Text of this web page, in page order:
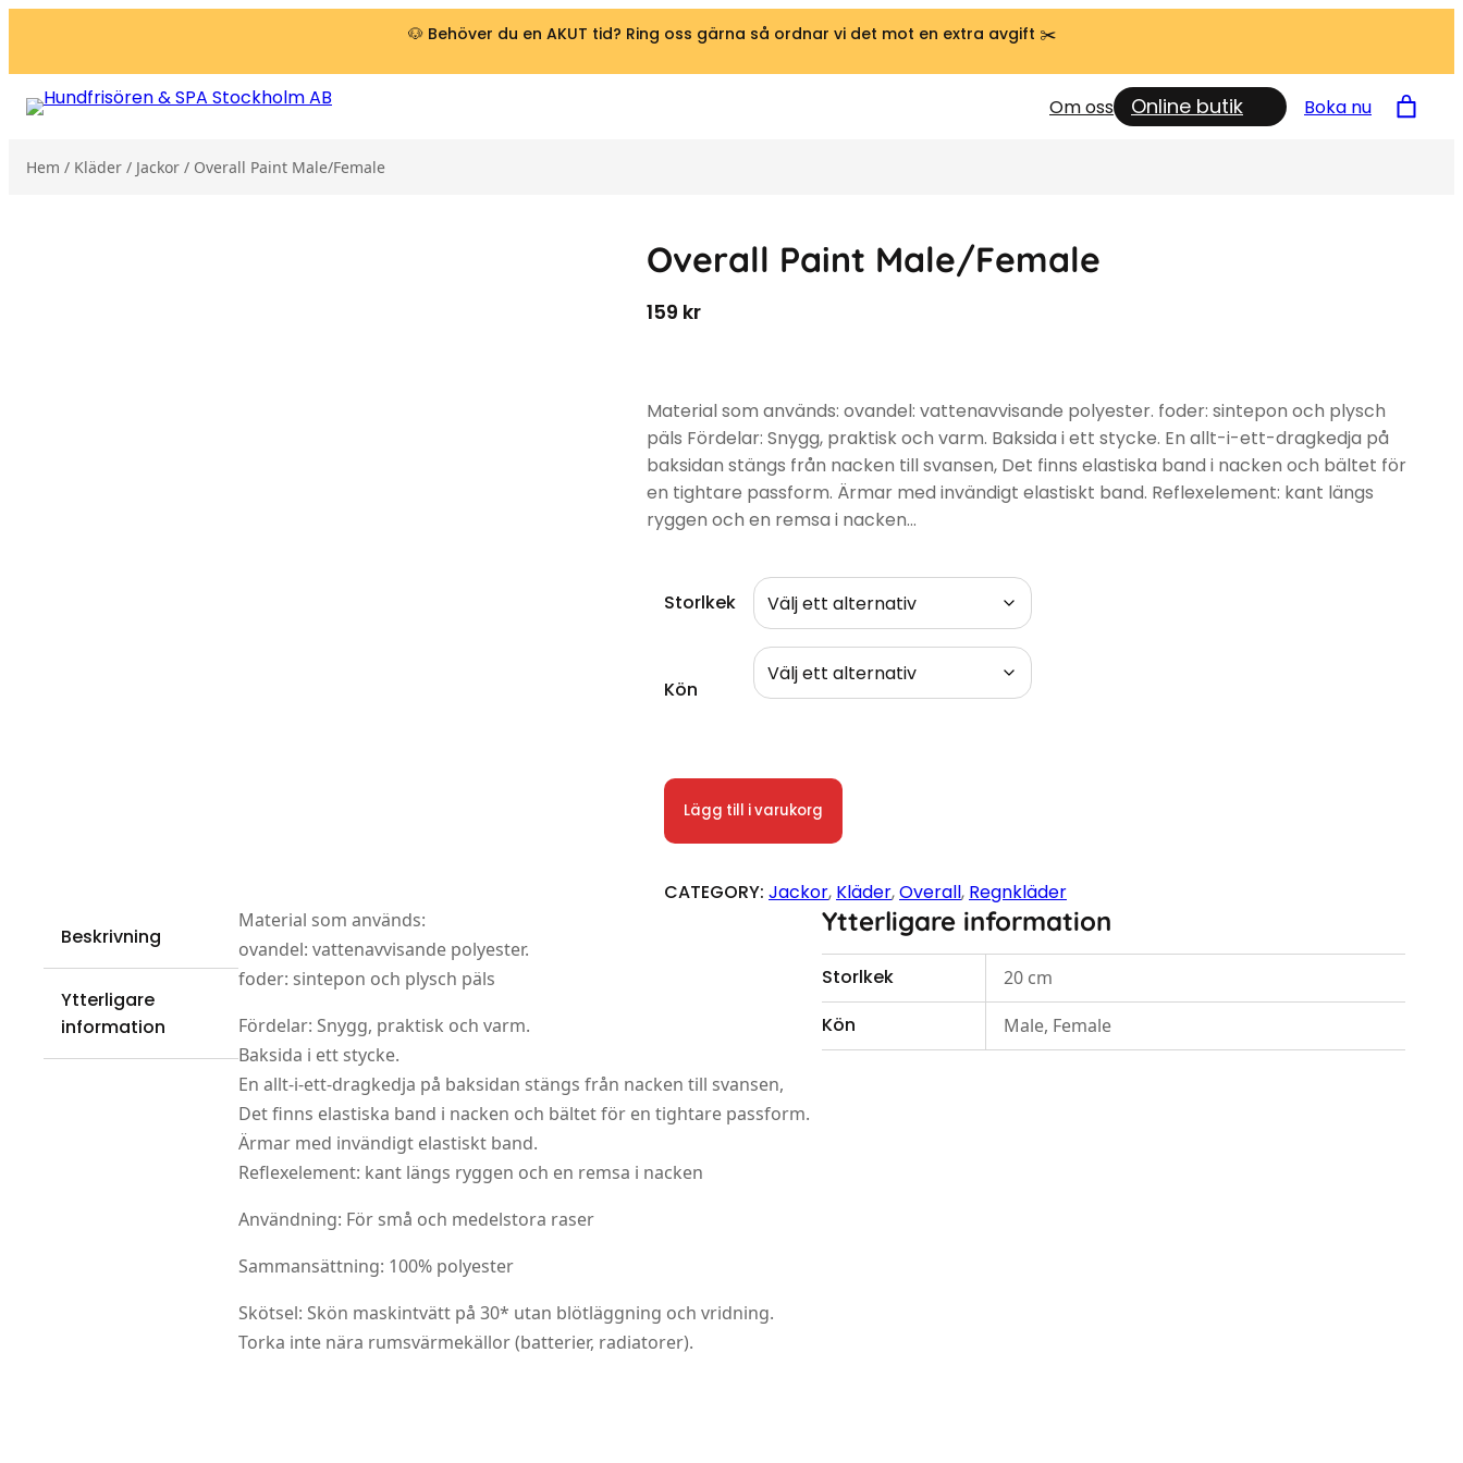
🐶 Behöver du en AKUT tid? Ring oss gärna så ordnar vi det mot en extra avgift ✂️
Om oss Online butik Boka nu
Hem / Kläder / Jackor / Overall Paint Male/Female
Overall Paint Male/Female
159 kr
Material som används: ovandel: vattenavvisande polyester. foder: sintepon och plysch
päls Fördelar: Snygg, praktisk och varm. Baksida i ett stycke. En allt-i-ett-dragkedja på
baksidan stängs från nacken till svansen, Det finns elastiska band i nacken och bältet för
en tightare passform. Ärmar med invändigt elastiskt band. Reflexelement: kant längs
ryggen och en remsa i nacken…
Storlkek
Kön
Overall Paint Male/Female mängd
Lägg till i varukorg
CATEGORY: Jackor, Kläder, Overall, Regnkläder
Beskrivning
Ytterligare
information
Material som används:
ovandel: vattenavvisande polyester.
foder: sintepon och plysch päls
Fördelar: Snygg, praktisk och varm.
Baksida i ett stycke.
En allt-i-ett-dragkedja på baksidan stängs från nacken till svansen,
Det finns elastiska band i nacken och bältet för en tightare passform.
Ärmar med invändigt elastiskt band.
Reflexelement: kant längs ryggen och en remsa i nacken
Användning: För små och medelstora raser
Sammansättning: 100% polyester
Skötsel: Skön maskintvätt på 30* utan blötläggning och vridning.
Torka inte nära rumsvärmekällor (batterier, radiatorer).
Ytterligare information
Storlkek 20 cm
Kön Male, Female